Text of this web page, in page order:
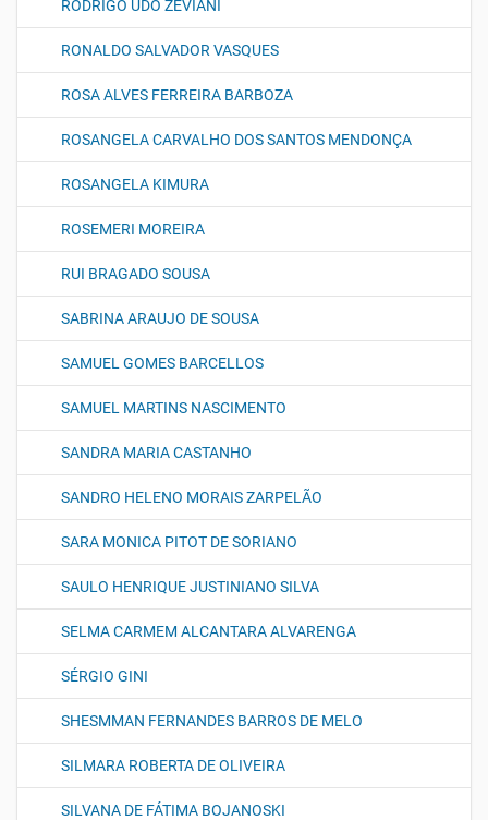
RODRIGO UDO ZEVIANI
RONALDO SALVADOR VASQUES
ROSA ALVES FERREIRA BARBOZA
ROSANGELA CARVALHO DOS SANTOS MENDONÇA
ROSANGELA KIMURA
ROSEMERI MOREIRA
RUI BRAGADO SOUSA
SABRINA ARAUJO DE SOUSA
SAMUEL GOMES BARCELLOS
SAMUEL MARTINS NASCIMENTO
SANDRA MARIA CASTANHO
SANDRO HELENO MORAIS ZARPELÃO
SARA MONICA PITOT DE SORIANO
SAULO HENRIQUE JUSTINIANO SILVA
SELMA CARMEM ALCANTARA ALVARENGA
SÉRGIO GINI
SHESMMAN FERNANDES BARROS DE MELO
SILMARA ROBERTA DE OLIVEIRA
SILVANA DE FÁTIMA BOJANOSKI